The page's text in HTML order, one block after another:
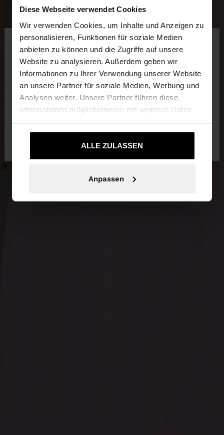
Diese Webseite verwendet Cookies
Wir verwenden Cookies, um Inhalte und Anzeigen zu
personalisieren, Funktionen für soziale Medien
anbieten zu können und die Zugriffe auf unsere
Website zu analysieren. Außerdem geben wir
Informationen zu Ihrer Verwendung unserer Website
an unsere Partner für soziale Medien, Werbung und
Analysen weiter. Unsere Partner führen diese
Informationen möglicherweise mit weiteren Daten
die sie im Rahmen Ihrer Nutzung der Dienste
gesammelt haben.ALLE ZULASSEN
Anpassen
hallo
Sie greifen von Deutschland auf die Website zu.
Möchten Sie unsere United States Website
Deutschland
Ja, bringen Sie mich
zu United States